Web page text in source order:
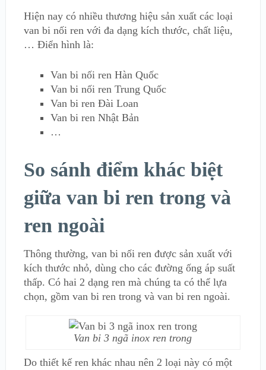
Hiện nay có nhiều thương hiệu sản xuất các loại
van bi nối ren với đa dạng kích thước, chất liệu,
… Điển hình là:
Van bi nối ren Hàn Quốc
Van bi nối ren Trung Quốc
Van bi ren Đài Loan
Van bi ren Nhật Bản
…
So sánh điểm khác biệt
giữa van bi ren trong và
ren ngoài
Thông thường, van bi nối ren được sản xuất với
kích thước nhỏ, dùng cho các đường ống áp suất
thấp. Có hai 2 dạng ren mà chúng ta có thể lựa
chọn, gồm van bi ren trong và van bi ren ngoài.
Van bi 3 ngã inox ren trong
Do thiết kế ren khác nhau nên 2 loại này có một